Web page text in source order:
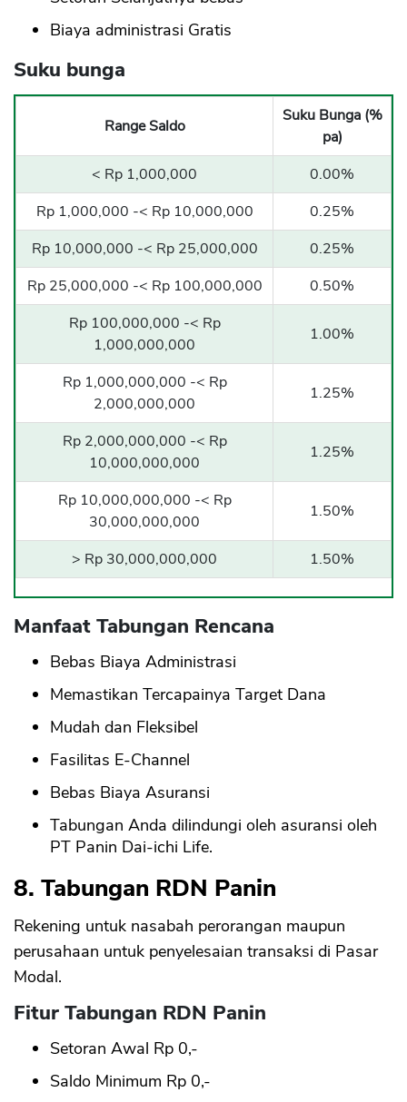
Biaya administrasi Gratis
Suku bunga
Range Saldo
Suku Bunga (%
pa)
< Rp 1,000,000
0.00%
Rp 1,000,000 -< Rp 10,000,000
0.25%
Rp 10,000,000 -< Rp 25,000,000
0.25%
Rp 25,000,000 -< Rp 100,000,000
0.50%
Rp 100,000,000 -< Rp
1,000,000,000
1.00%
Rp 1,000,000,000 -< Rp
2,000,000,000
1.25%
Rp 2,000,000,000 -< Rp
10,000,000,000
1.25%
Rp 10,000,000,000 -< Rp
30,000,000,000
1.50%
> Rp 30,000,000,000 1.50%
Manfaat Tabungan Rencana
Bebas Biaya Administrasi
Memastikan Tercapainya Target Dana
Mudah dan Fleksibel
Fasilitas E-Channel
Bebas Biaya Asuransi
Tabungan Anda dilindungi oleh asuransi oleh
PT Panin Dai-ichi Life.
8. Tabungan RDN Panin
Rekening untuk nasabah perorangan maupun
perusahaan untuk penyelesaian transaksi di Pasar
Modal.
Fitur Tabungan RDN Panin
Setoran Awal Rp 0,-
Saldo Minimum Rp 0,-